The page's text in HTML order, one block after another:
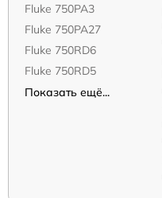
Fluke 750PA3
Fluke 750PA27
Fluke 750RD6
Fluke 750RD5
Показать ещё...